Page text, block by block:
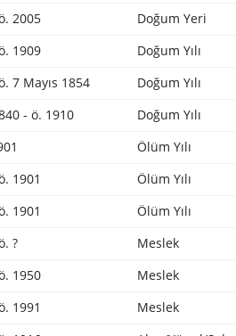
2005 Doğum Yeri
1909 Doğum Yılı
7 Mayıs 1854 Doğum Yılı
- ö. 1910 Doğum Yılı
Ölüm Yılı
1901 Ölüm Yılı
1901 Ölüm Yılı
? Meslek
1950 Meslek
1991 Meslek